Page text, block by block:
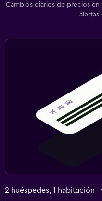
Cambios diarios de precios
alertas
2 huéspedes, 1 habitación